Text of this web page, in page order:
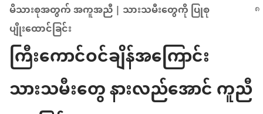
မိသားစုအတွက် အကူအညီ | သားသမီးတွေကို ပြုစု
ပျိုးထောင်ခြင်း
ကြီးကောင်ဝင်ချိန်အကြောင်း
သားသမီးတွေ နားလည်အောင် ကူညီ